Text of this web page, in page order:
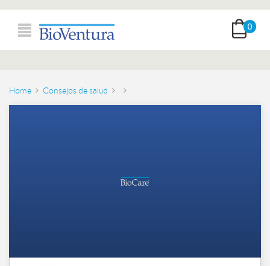
0
Home Consejos de salud